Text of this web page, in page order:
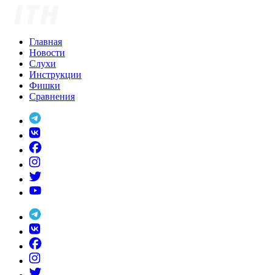
Главная
Новости
Слухи
Инструкции
Фишки
Сравнения